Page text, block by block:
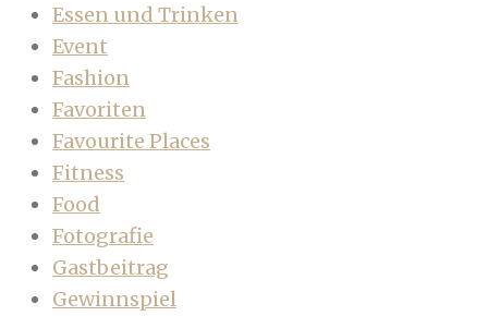
Essen und Trinken
Event
Fashion
Favoriten
Favourite Places
Fitness
Food
Fotografie
Gastbeitrag
Gewinnspiel